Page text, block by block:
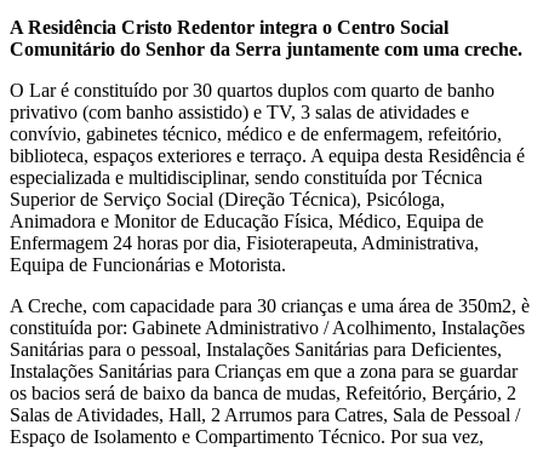
A Residência Cristo Redentor integra o Centro Social
Comunitário do Senhor da Serra juntamente com uma creche.
O Lar é constituído por 30 quartos duplos com quarto de banho
privativo (com banho assistido) e TV, 3 salas de atividades e
convívio, gabinetes técnico, médico e de enfermagem, refeitório,
biblioteca, espaços exteriores e terraço. A equipa desta Residência é
especializada e multidisciplinar, sendo constituída por Técnica
Superior de Serviço Social (Direção Técnica), Psicóloga,
Animadora e Monitor de Educação Física, Médico, Equipa de
Enfermagem 24 horas por dia, Fisioterapeuta, Administrativa,
Equipa de Funcionárias e Motorista.
A Creche, com capacidade para 30 crianças e uma área de 350m2, è
constituída por: Gabinete Administrativo / Acolhimento, Instalações
Sanitárias para o pessoal, Instalações Sanitárias para Deficientes,
Instalações Sanitárias para Crianças em que a zona para se guardar
os bacios será de baixo da banca de mudas, Refeitório, Berçário, 2
Salas de Atividades, Hall, 2 Arrumos para Catres, Sala de Pessoal /
Espaço de Isolamento e Compartimento Técnico. Por sua vez,